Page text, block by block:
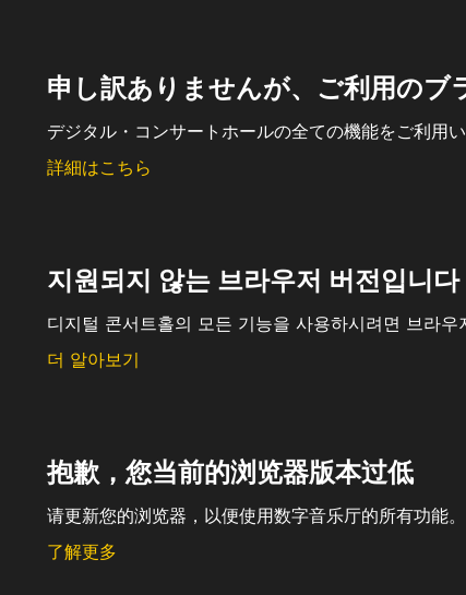
申し訳ありませんが、ご利用の
デジタル・コンサートホールの全ての機能をご利用
詳細はこちら
지원되지 않는 브라우저 버전입니다
디지털 콘서트홀의 모든 기능을 사용하시려면 브라
더 알아보기
抱歉，您当前的浏览器版本过低
请更新您的浏览器，以便使用数字音乐厅的所有功能。
了解更多